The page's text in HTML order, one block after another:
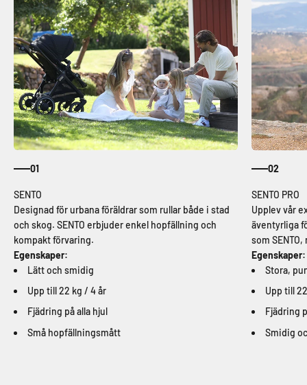
01
Designad för urbana föräldrar som rullar både i stad
och skog. SENTO erbjuder enkel hopfällning och
kompakt förvaring.
Egenskaper:
Lätt och smidig
Upp till 22 kg / 4 år
Fjädring på alla hjul
Små hopfällningsmått
02
Upplev vår
äventyrliga
som
Egenskaper:
Stora,
Upp till
Fjädring
Smidig